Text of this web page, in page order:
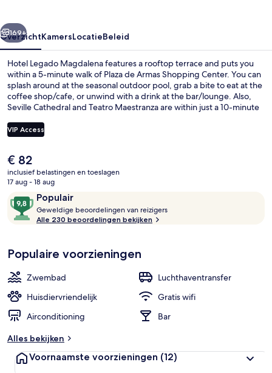
Volgende
169+
OverzichtKamersLocatieBeleid
Hotel Legado Magdalena features a rooftop terrace and puts you
within a 5-minute walk of Plaza de Armas Shopping Center. You can
splash around at the seasonal outdoor pool, grab a bite to eat at the
coffee shop/cafe, or unwind with a drink at the bar/lounge. Also,
Seville Cathedral and Teatro Maestranza are within just a 10-minute
just a short walk: Plaza Nueva Tram Stop is 6 minutes and Archivo de
Indias Tram Stop is 10 minutes.
VIP Access
De
huidige
prijs
€ 82
€ 82
inclusief belastingen en toeslagen
17 aug - 18 aug
Beoordelingen
Populair
9,8
van
10,
Geweldige beoordelingen van reizigers
i
e
b
o
r
Alle 230 beoordelingen bekijken
Populaire voorzieningen
Zwembad
Luchthaventransfer
Huisdiervriendelijk
Gratis wifi
Airconditioning
Bar
Alles bekijken
Voornaamste voorzieningen (12)